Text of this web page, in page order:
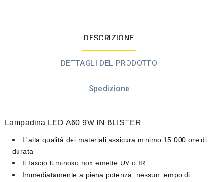
DESCRIZIONE
DETTAGLI DEL PRODOTTO
Spedizione
Lampadina LED A60 9W IN BLISTER
L'alta qualità dei materiali assicura minimo 15.000 ore di
durata
Il fascio luminoso non emette UV o IR
Immediatamente a piena potenza, nessun tempo di